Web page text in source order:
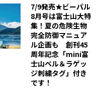
7/9発売★ビーパル
8月号は富士山大特
集！夏の危険生物
完全防御マニュア
ル企画も 創刊45
周年記念「mini富
士山ベル＆ラゲッ
ジ刺繍タグ」付き
です！